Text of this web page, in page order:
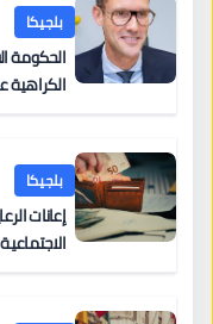
بلجيكا
الحكومة
الكراهية
بلجيكا
إعانات